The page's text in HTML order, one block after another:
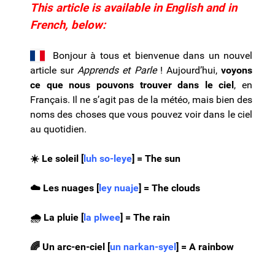
This article is available in English and in
French, below:
Bonjour à tous et bienvenue dans un nouvel
article surApprends et Parle! Aujourd’hui,voyons
ce que nous pouvons trouver dans le ciel , en
Français. Il ne s’agit pas de la météo, mais bien des
noms des choses que vous pouvez voir dans le ciel
au quotidien.
☀️​ Le soleil [luh so-leye] = The sun
☁️​ Les nuages [ley nuaje] = The clouds
🌧️​ La pluie [la plwee] = The rain
🌈​ Un arc-en-ciel [un narkan-syel ] = A rainbow